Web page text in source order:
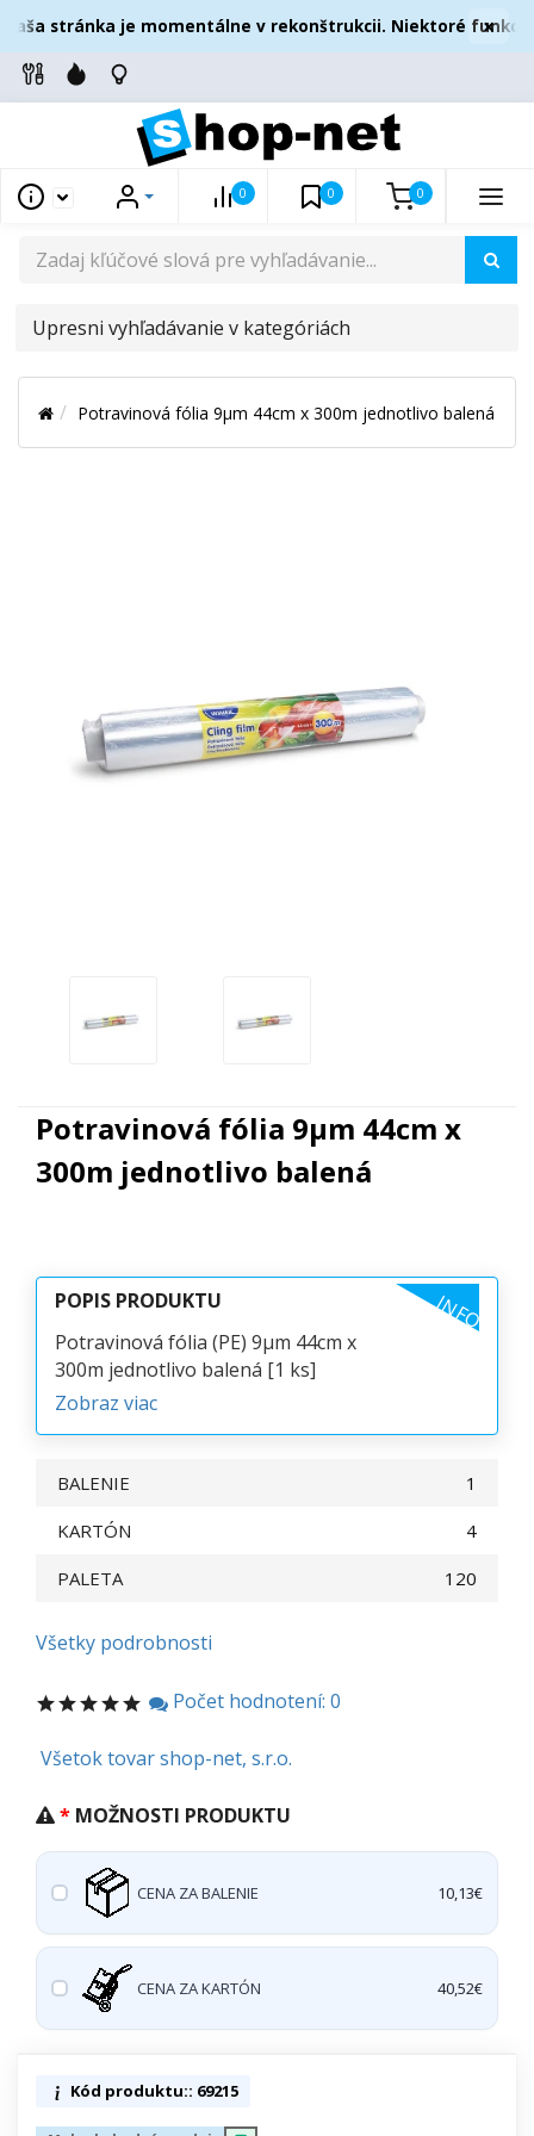
stránka je momentálne v rekonštrukcii. Niektoré ×
0 0 0
UPRESNI
V
KATEGÓRIÁCH
Potravinová fólia 9µm 44cm x 300m jednotlivo balená
Potravinová fólia 9µm 44cm x
300m jednotlivo balená
POPIS PRODUKTU INFO
Potravinová fólia (PE) 9µm 44cm x
300m jednotlivo balená [1 ks]
Zobraz viac
BALENIE
1
KARTÓN
4
PALETA
120
Všetky podrobnosti
Počet hodnotení: 0
Všetok tovar shop-net, s.r.o.
MOŽNOSTI PRODUKTU
CENA ZA BALENIE 10,13€
CENA ZA KARTÓN 40,52€
Kód produktu:: 69215